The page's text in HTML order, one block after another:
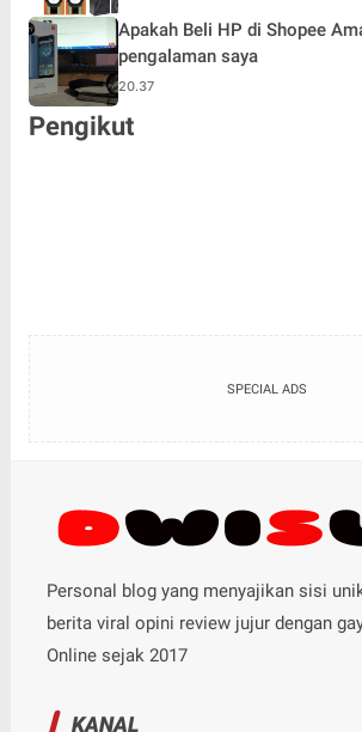
Apakah Beli HP di Shopee
pengalaman saya
20.37
Pengikut
SPECIAL ADS
Personal blog yang menyajikan sisi
berita viral opini review jujur dengan
Online sejak 2017
KANAL